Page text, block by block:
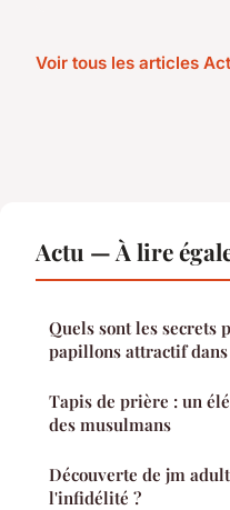
Voir tous les articles
Actu — À lire
Quels sont les secrets
papillons attractif
Tapis de prière : un
des musulmans
Découverte de jm
l'infidélité ?